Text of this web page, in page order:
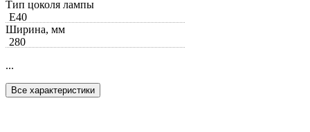
Тип цоколя лампы
Е40
Ширина, мм
280
...
Все характеристики